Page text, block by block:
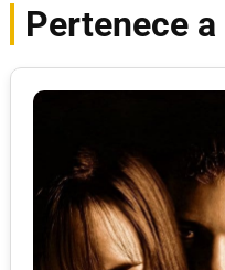
Pertenece a